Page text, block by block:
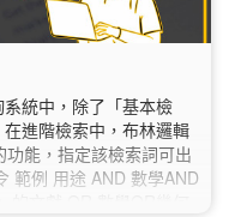
統中，除了「基本檢
進階檢索中，布林邏輯
能，指定該檢索詞可出
範例 用途 AND 數學AND